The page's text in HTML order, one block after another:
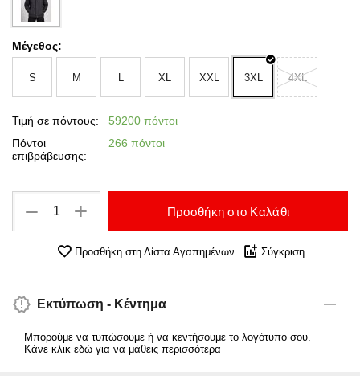
Μέγεθος:
S M L XL XXL 3XL 4XL
Τιμή σε πόντους:
59200 πόντοι
Πόντοι
επιβράβευσης:
266 πόντοι
+
− Προσθήκη στο Καλάθι
Προσθήκη στη Λίστα Αγαπημένων Σύγκριση
Εκτύπωση - Κέντημα
Μπορούμε να τυπώσουμε ή να κεντήσουμε το λογότυπο σου.
Κάνε κλικ εδώ για να μάθεις περισσότερα